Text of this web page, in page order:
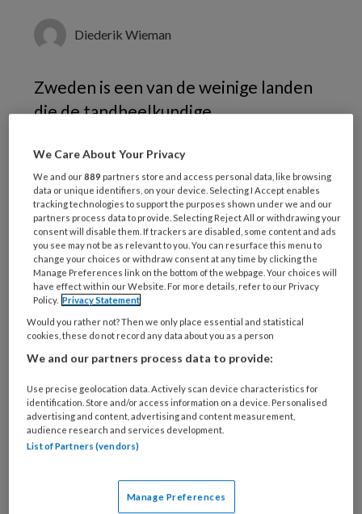
Diederik Wieman
Zweden is een van de weinige landen
die de tandheelkundige
ingetrokken om profylactische
antibiotica te geven aan mensen met
een hoger risico op infectie van de
hartkleppen. Sinds de aanbeveling in
2012 is ingetrokken, is er geen
toename van infectieuze endocarditis,
blijkt uit onderzoek van het
gerenommeerde Karolinska Institutet.
We Care About Your Privacy
We and our889 partners store and access personal data, like browsing
data or unique identifiers, on your device. Selecting I Accept enables
tracking technologies to support the purposes shown under we and our
partners process data to provide. Selecting Reject All or withdrawing your
consent will disable them. If trackers are disabled, some content and ads
you see may not be as relevant to you. You can resurface this menu to
change your choices or withdraw consent at any time by clicking the
Manage Preferences link on the bottom of the webpage. Your choices will
have effect within our Website. For more details, refer to our Privacy
Policy. Privacy Statement
Would you rather not? Then we only place essential and statistical
cookies, these do not record any data about you as a person
We and our partners process data to provide:
Use precise geolocation data. Actively scan device characteristics for
identification. Store and/or access information on a device. Personalised
advertising and content, advertising and content measurement,
audience research and services development.
List of Partners (vendors)
Manage Preferences